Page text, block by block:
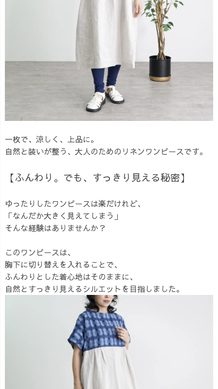
一枚で、涼しく、上品に。
自然と装いが整う、大人のためのリネンワンピースです。
【ふんわり。でも、すっきり見える秘密】
ゆったりしたワンピースは楽だけれど、
「なんだか大きく見えてしまう」
そんな経験はありませんか？
このワンピースは、
胸下に切り替えを入れることで、
ふんわりとした着心地はそのままに、
自然とすっきり見えるシルエットを目指しました。